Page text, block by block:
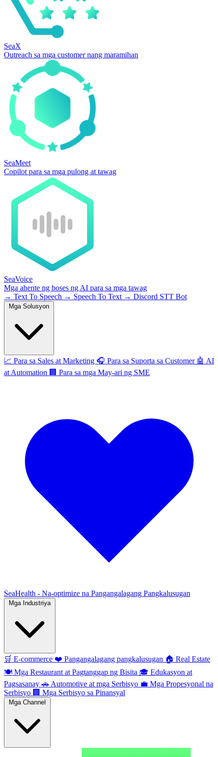
SeaX
Outreach sa mga customer nang maramihan
SeaMeet
Copilot para sa mga pulong at tawag
SeaVoice
Mga ahente ng boses ng AI para sa mga tawag
→ Text To Speech → Speech To Text → Discord STT Bot
📈 Para sa Sales at Marketing 🎧 Para sa Suporta sa Customer 🤖 AI
at Automation 🏢 Para sa mga May-ari ng SME
SeaHealth - Na-optimize na Pangangalagang Pangkalusugan
Mga Industriya
🛒 E-commerce ❤️ Pangangalagang pangkalusugan 🏠 Real Estate
🍽️ Mga Restaurant at Pagtanggap ng Bisita 🎓 Edukasyon at
Pagsasanay 🚗 Automotive at mga Serbisyo 💼 Mga Propesyonal na
Serbisyo 🏢 Mga Serbisyo sa Pinansyal